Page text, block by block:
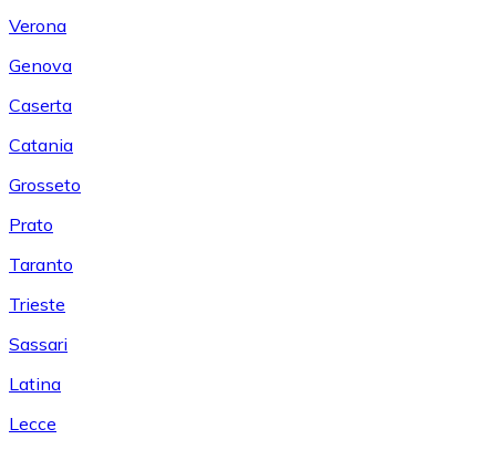
Verona
Genova
Caserta
Catania
Grosseto
Prato
Taranto
Trieste
Sassari
Latina
Lecce